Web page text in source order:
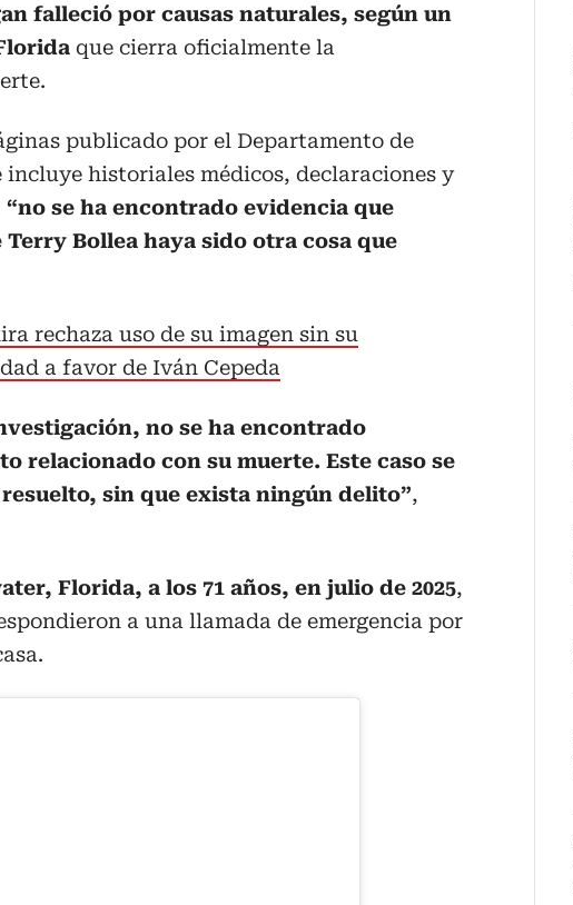
falleció por causas naturales, según un
que cierra oficialmente la
publicado por el Departamento de
historiales médicos, declaraciones y
“no se ha encontrado evidencia que
Bollea haya sido otra cosa que
rechaza uso de su imagen sin su
a favor de Iván Cepeda
no se ha encontrado
relacionado con su muerte. Este caso se
sin que exista ningún delito”,
Florida, a los 71 años, en julio de 2025,
a una llamada de emergencia por